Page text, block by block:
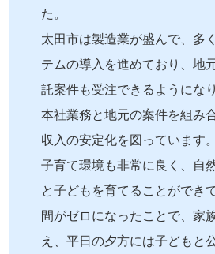
た。
太田市は製造業が盛んで、多
テムの導入を進めており、地
託案件も受注できるようにな
本社業務と地元の案件を組み
収入の安定化を図っています。
子育て環境も非常に良く、自
と子どもを育てることができ
間がゼロになったことで、家
え、平日の夕方には子どもと